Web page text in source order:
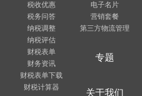
税收优惠
税务问答
纳税调整
纳税评估
财税表单
财务资讯
财税表单下载
财税计算器
电子名片
营销套餐
第三方物流管理
专题
关于我们